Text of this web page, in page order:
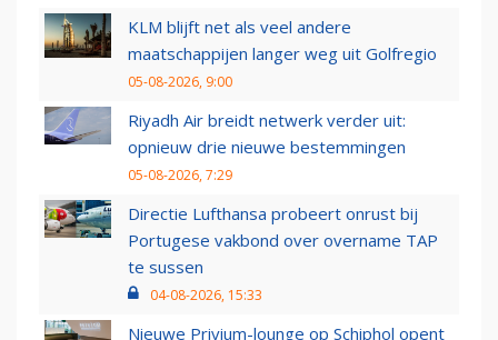
KLM blijft net als veel andere
maatschappijen langer weg uit Golfregio
05-08-2026, 9:00
Riyadh Air breidt netwerk verder uit:
opnieuw drie nieuwe bestemmingen
05-08-2026, 7:29
Directie Lufthansa probeert onrust bij
Portugese vakbond over overname TAP
te sussen
04-08-2026, 15:33
Nieuwe Privium-lounge op Schiphol opent